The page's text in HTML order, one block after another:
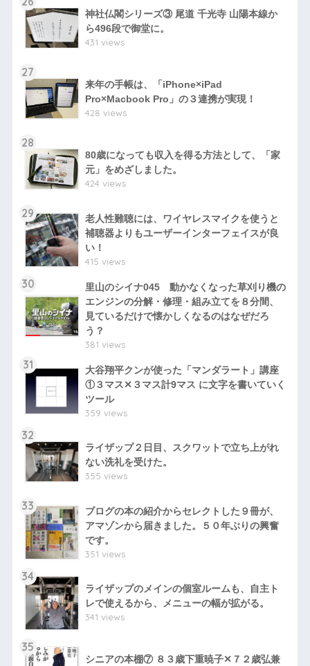
神社仏閣シリーズ③ 尾道 千光寺 山陽本線か
ら496段で御堂に。
431 views
27
来年の手帳は、「iPhone×iPad
Pro×Macbook Pro」の３連携が実現！
428 views
28
80歳になっても収入を得る方法として、「家
元」をめざしました。
424 views
29
老人性難聴には、ワイヤレスマイクを使うと
補聴器よりもユーザーインターフェイスが良
い！
415 views
30
里山のシイナ045 動かなくなった草刈り機の
エンジンの分解・修理・組み立てを８分間、
見ているだけで懐かしくなるのはなぜだろ
う？
381 views
31
大谷翔平クンが使った「マンダラート」講座
①３マス✕３マス計9マス に文字を書いていく
ツール
359 views
32
ライザップ２日目、スクワットで立ち上がれ
ない洗礼を受けた。
355 views
33
ブログの本の紹介からセレクトした９冊が、
アマゾンから届きました。５０年ぶりの興奮
です。
351 views
34
ライザップのメインの個室ルームも、自主ト
レで使えるから、メニューの幅が拡がる。
341 views
35
シニアの本棚⑦ ８３歳下重暁子✕７２歳弘兼